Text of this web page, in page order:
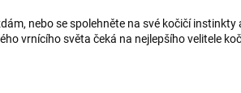
nebo se spolehněte na své kočičí
vrnícího světa čeká na nejlepšího velitele